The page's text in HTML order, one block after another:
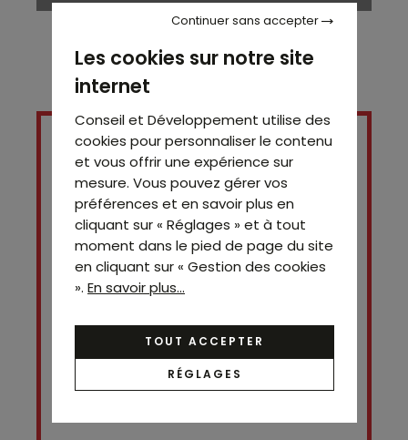
Contact
Simon SITRUK
06 28 53 07 42
Les cookies sur notre site
internet
Conseil et Développement utilise des
cookies pour personnaliser le contenu
et vous offrir une expérience sur
mesure. Vous pouvez gérer vos
préférences et en savoir plus en
cliquant sur « Réglages » et à tout
moment dans le pied de page du site
en cliquant sur « Gestion des cookies
». En savoir plus...
TOUT ACCEPTER
RÉGLAGES
Continuer sans accepter